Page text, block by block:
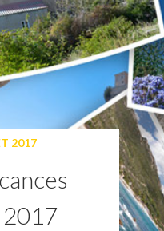
2017